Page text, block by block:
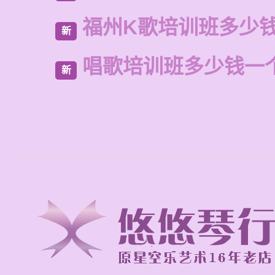
新 福州K歌培训班多少
新 唱歌培训班多少钱一